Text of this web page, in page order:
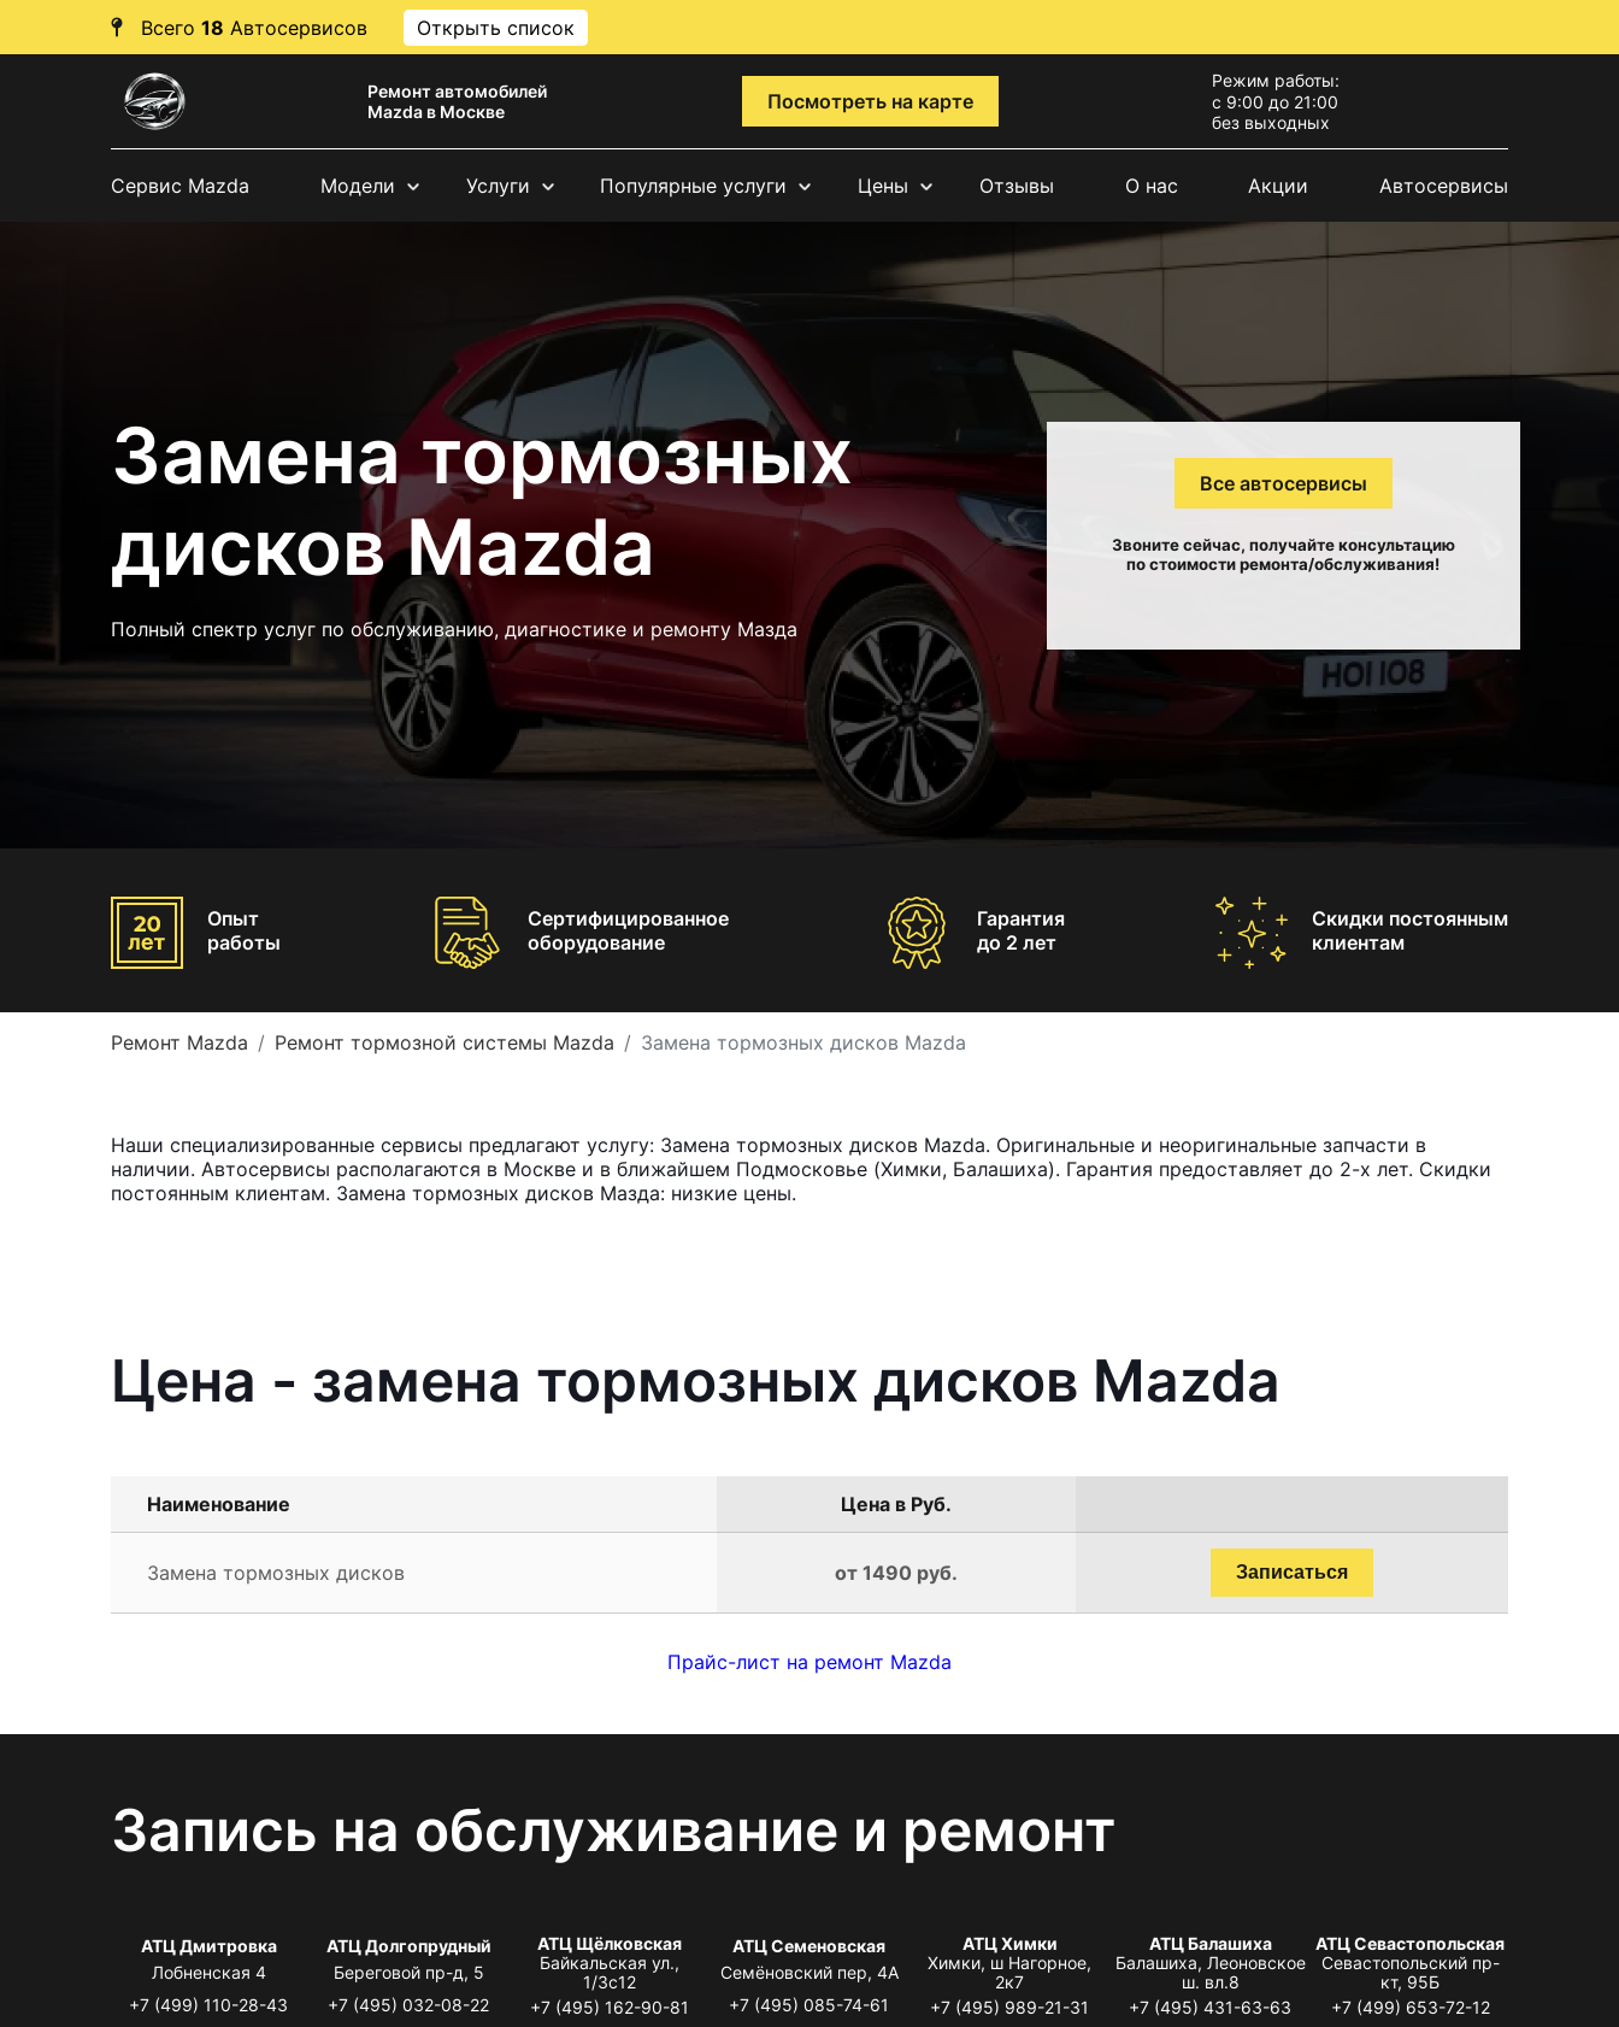
Всего 18 Автосервисов Открыть список
Ремонт автомобилей
Mazda в Москве
Посмотреть на карте
Режим работы:
с 9:00 до 21:00
без выходных
Сервис Mazda Модели Услуги Популярные услуги Цены Отзывы О нас Акции Автосервисы
Замена тормозных
дисков Mazda
Полный спектр услуг по обслуживанию, диагностике и ремонту Мазда
Все автосервисы
Звоните сейчас, получайте консультацию
по стоимости ремонта/обслуживания!
Опыт
работы
Сертифицированное
оборудование
Гарантия
до 2 лет
Скидки постоянным
клиентам
Ремонт Mazda Ремонт тормозной системы Mazda Замена тормозных дисков Mazda
Наши специализированные сервисы предлагают услугу: Замена тормозных дисков Mazda. Оригинальные и неоригинальные запчасти в
наличии. Автосервисы располагаются в Москве и в ближайшем Подмосковье (Химки, Балашиха). Гарантия предоставляет до 2-х лет. Скидки
постоянным клиентам. Замена тормозных дисков Мазда: низкие цены.
Цена - замена тормозных дисков Mazda
Наименование Цена в Руб.
Замена тормозных дисков от 1490 руб. Записаться
Прайс-лист на ремонт Mazda
Запись на обслуживание и ремонт
АТЦ Дмитровка
Лобненская 4
+7 (499) 110-28-43
АТЦ Долгопрудный
Береговой пр-д, 5
+7 (495) 032-08-22
АТЦ Щёлковская
Байкальская ул.,
1/3с12
+7 (495) 162-90-81
АТЦ Семеновская
Семёновский пер, 4А
+7 (495) 085-74-61
АТЦ Химки
Химки, ш Нагорное,
2к7
+7 (495) 989-21-31
АТЦ Балашиха
Балашиха, Леоновское
ш. вл.8
+7 (495) 431-63-63
АТЦ Севастопольская
Севастопольский пр-
кт, 95Б
+7 (499) 653-72-12